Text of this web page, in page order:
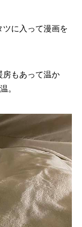
に入って漫画を
房もあって温か
。